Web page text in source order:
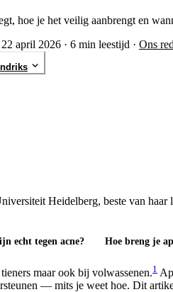
hoe je het veilig aanbrengt en
april 2026 · 6 min leestijd · Ons
Heidelberg, beste van
echt tegen acne? Hoe breng je
maar ook bij volwassenen.1
— mits je weet hoe. Dit